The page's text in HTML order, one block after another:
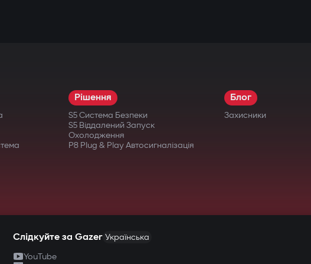
(економія пам'яті та ресурсу карти)
важливих подій
відключенні живлення
Рішення
S5 Система Безпеки
S5 Віддалений Запуск
Охолодження
P8 Plug & Play Автосигналізація
Блог
Захисники
Слідкуйте за Gazer Українська
YouTube